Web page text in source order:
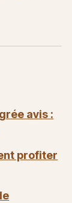
avis :
profiter